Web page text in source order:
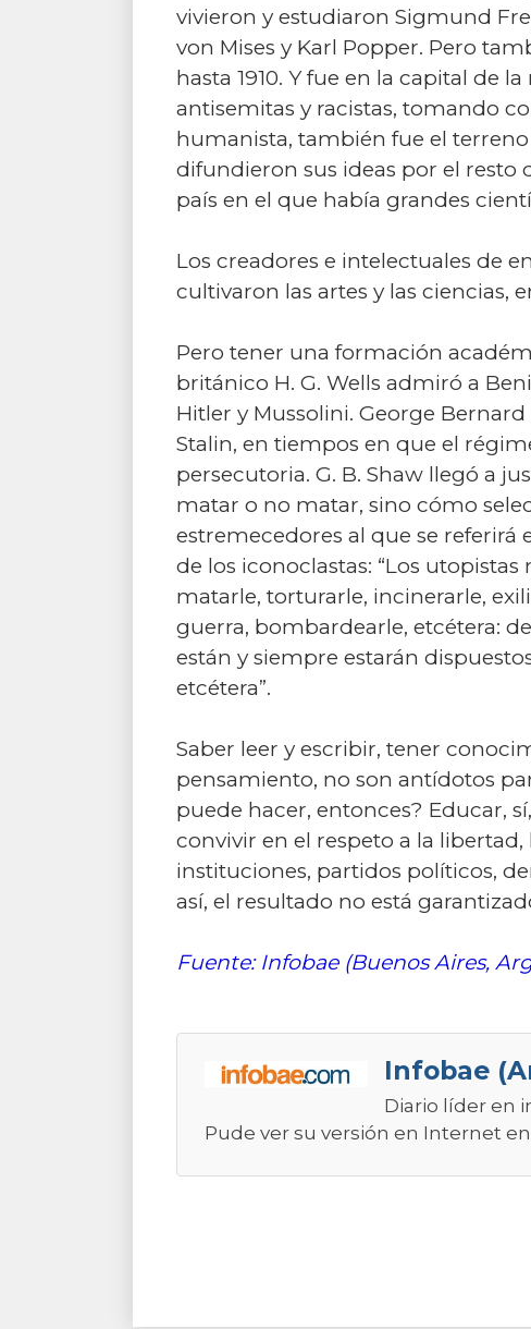
vivieron y estudiaron Sigmund
von Mises y Karl Popper. Pero
hasta 1910. Y fue en la capital de
antisemitas y racistas, tomando
humanista, también fue el
difundieron sus ideas por el resto
país en el que había grandes
Los creadores e intelectuales de
cultivaron las artes y las ciencias,
Pero tener una formación
británico H. G. Wells admiró a
Hitler y Mussolini. George
Stalin, en tiempos en que el
persecutoria. G. B. Shaw llegó a
matar o no matar, sino cómo
estremecedores al que se referirá
de los iconoclastas: “Los
matarle, torturarle, incinerarle,
guerra, bombardearle, etcétera:
están y siempre estarán
etcétera”.
Saber leer y escribir, tener
pensamiento, no son antídotos
puede hacer, entonces? Educar,
convivir en el respeto a la
instituciones, partidos políticos,
así, el resultado no está
Fuente: Infobae (Buenos Aires,
Infobae
Diario líder en
Pude ver su versión en Internet